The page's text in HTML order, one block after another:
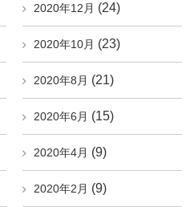
2020年12月 (24)
2020年10月 (23)
2020年8月 (21)
2020年6月 (15)
2020年4月 (9)
2020年2月 (9)